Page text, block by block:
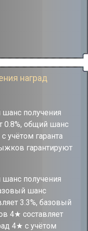
наград
получения
0.8%, общий шанс
учётом гаранта
гарантируют
получения
шанс
3.3%, базовый
4★ составляет
4★ с учётом